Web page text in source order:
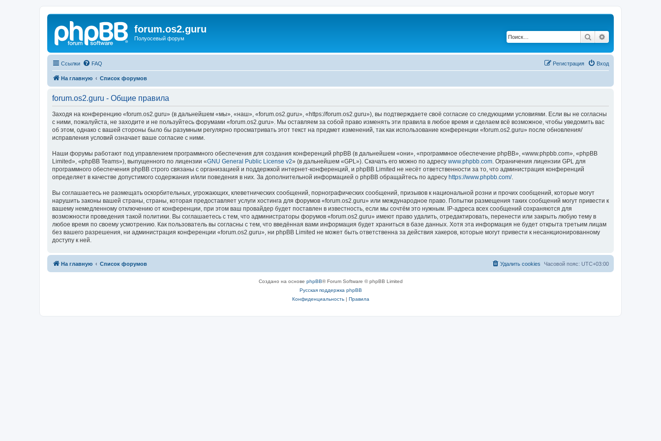
forum.os2.guru
Полуосевый форум Поиск
Ссылки FAQ Вход
Регистрация
На главную Список форумов
forum.os2.guru - Общие правила
Заходя на конференцию «forum.os2.guru» (в дальнейшем «мы», «наш», «forum.os2.guru», «https://forum.os2.guru»), вы подтверждаете своё согласие со следующими условиями. Если вы не согласны
с ними, пожалуйста, не заходите и не пользуйтесь форумами «forum.os2.guru». Мы оставляем за собой право изменять эти правила в любое время и сделаем всё возможное, чтобы уведомить вас
об этом, однако с вашей стороны было бы разумным регулярно просматривать этот текст на предмет изменений, так как использование конференции «forum.os2.guru» после обновления/
исправления условий означает ваше согласие с ними.
Наши форумы работают под управлением программного обеспечения для создания конференций phpBB (в дальнейшем «они», «программное обеспечение phpBB», «www.phpbb.com», «phpBB
Limited», «phpBB Teams»), выпущенного по лицензии «GNU General Public License v2» (в дальнейшем «GPL»). Скачать его можно по адресу www.phpbb.com . Ограничения лицензии GPL для
программного обеспечения phpBB строго связаны с организацией и поддержкой интернет-конференций, и phpBB Limited не несёт ответственности за то, что администрация конференций
определяет в качестве допустимого содержания и/или поведения в них. За дополнительной информацией о phpBB обращайтесь по адресу https://www.phpbb.com/.
Вы соглашаетесь не размещать оскорбительных, угрожающих, клеветнических сообщений, порнографических сообщений, призывов к национальной розни и прочих сообщений, которые могут
нарушить законы вашей страны, страны, которая предоставляет услуги хостинга для форумов «forum.os2.guru» или международное право. Попытки размещения таких сообщений могут привести к
вашему немедленному отключению от конференции, при этом ваш провайдер будет поставлен в известность, если мы сочтём это нужным. IP-адреса всех сообщений сохраняются для
возможности проведения такой политики. Вы соглашаетесь с тем, что администраторы форумов «forum.os2.guru» имеют право удалить, отредактировать, перенести или закрыть любую тему в
любое время по своему усмотрению. Как пользователь вы согласны с тем, что введённая вами информация будет храниться в базе данных. Хотя эта информация не будет открыта третьим лицам
без вашего разрешения, ни администрация конференции «forum.os2.guru», ни phpBB Limited не может быть ответственна за действия хакеров, которые могут привести к несанкционированному
доступу к ней.
На главную Список форумов Часовой пояс: UTC+03:00
Удалить cookies
Создано на основе phpBB® Forum Software © phpBB Limited
Русская поддержка phpBB
Конфиденциальность| Правила